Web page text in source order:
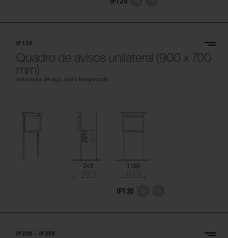
IF130
Quadro de avisos unilateral (900 x 700
mm)
estrutura de aço, vidro temperado
IF130
IF220 - IF250